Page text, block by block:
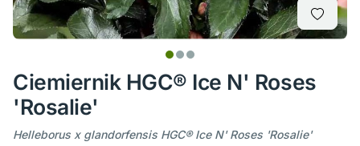
Ciemiernik HGC® Ice N' Roses
'Rosalie'
Helleborus x glandorfensis HGC® Ice N' Roses 'Rosalie'